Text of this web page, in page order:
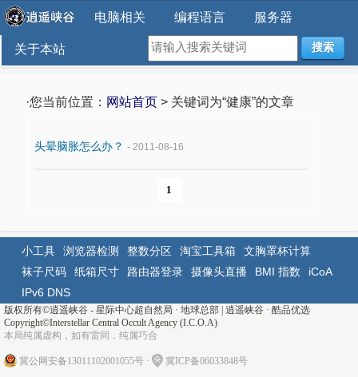
电脑相关 编程语言 服务器
关于本站 搜索
·您当前位置： 网站首页 > 关键词为“健康”的文章
头晕脑胀怎么办？ - 2011-08-16
1
小工具 浏览器检测 整数分区 淘宝工具箱
文胸罩杯计算
袜子尺码
纸箱尺寸 路由器登录 摄像头直播 BMI 指数
iCoA
IPv6 DNS
版权所有©逍遥峡谷 - 星际中心超自然局 · 地球总部 逍遥峡谷 · 酷品优选
Copyright©Interstellar Central Occult Agency (I.C.O.A)
本局纯属虚构，如有雷同，纯属巧合
冀公网安备13011102001055号 · 冀ICP备06033848号